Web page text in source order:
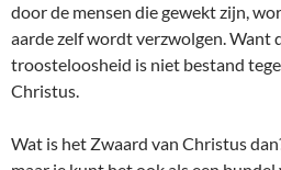
door de mensen die gewekt zijn,
aarde zelf wordt verzwolgen. Want
troosteloosheid is niet bestand
Christus.
Wat is het Zwaard van Christus